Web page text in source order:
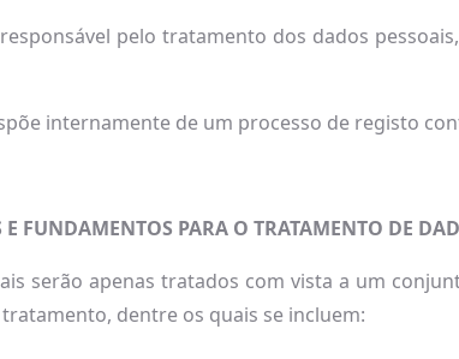
pelo tratamento dos dados
internamente de um processo de registo
FUNDAMENTOS PARA O TRATAMENTO DE
serão apenas tratados com vista a um
dentre os quais se incluem: